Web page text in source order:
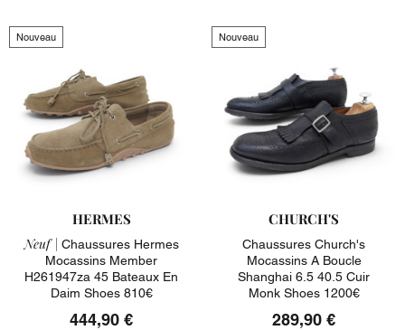
Nouveau
HERMES
Neuf | Chaussures Hermes
Mocassins Member
H261947za 45 Bateaux En
Daim Shoes 810€
444,90 €
Nouveau
CHURCH'S
Chaussures Church's
Mocassins A Boucle
Shanghai 6.5 40.5 Cuir
Monk Shoes 1200€
289,90 €